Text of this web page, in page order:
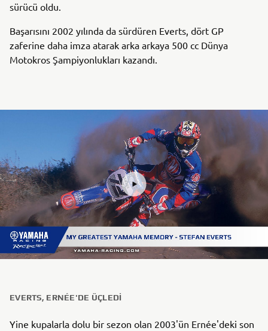
sürücü oldu.
Başarısını 2002 yılında da sürdüren Everts, dört GP
zaferine daha imza atarak arka arkaya 500 cc Dünya
Motokros Şampiyonlukları kazandı.
EVERTS, ERNÉE'DE ÜÇLEDI
Yine kupalarla dolu bir sezon olan 2003'ün Ernée'deki son